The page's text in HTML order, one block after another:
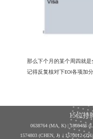
那么下个月的某个周四就是
记得反复核对下EOI 各项加
15位持
0638764 (MA, K) |1808486
1574803 (CHEN, J) | 1570012